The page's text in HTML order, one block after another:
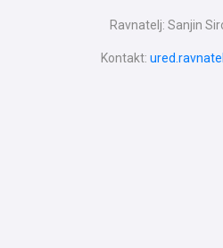
Ravnatelj: Sanjin
Kontakt: